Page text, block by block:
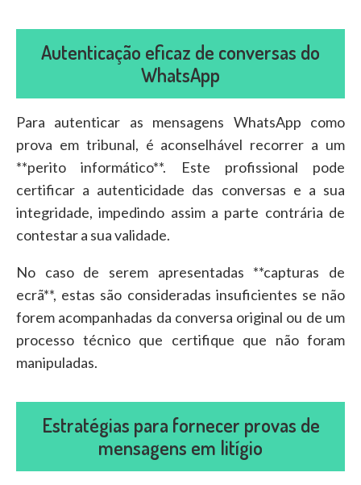
Autenticação eficaz de conversas do
WhatsApp
Para autenticar as mensagens WhatsApp como
prova em tribunal, é aconselhável recorrer a um
**perito informático**. Este profissional pode
certificar a autenticidade das conversas e a sua
integridade, impedindo assim a parte contrária de
contestar a sua validade.
No caso de serem apresentadas **capturas de
ecrã**, estas são consideradas insuficientes se não
forem acompanhadas da conversa original ou de um
processo técnico que certifique que não foram
manipuladas.
Estratégias para fornecer provas de
mensagens em litígio